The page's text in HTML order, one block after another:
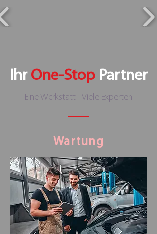
Ihr One-StopPartner
Eine Werkstatt - Viele Experten
Wartung